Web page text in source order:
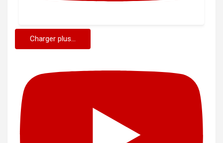
Charger plus...